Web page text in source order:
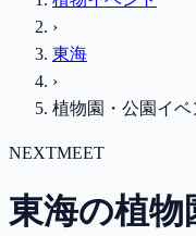
›
東海
›
植物園・公園イベ
NEXTMEET
東海の植物